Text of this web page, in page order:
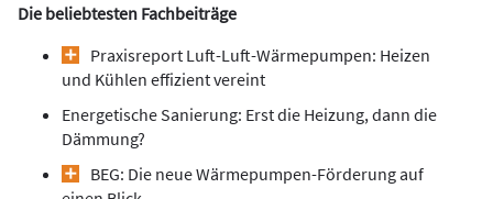
Die beliebtesten Fachbeiträge
Praxisreport Luft-Luft-Wärmepumpen: Heizen
und Kühlen effizient vereint
Energetische Sanierung: Erst die Heizung, dann die
Dämmung?
BEG: Die neue Wärmepumpen-Förderung auf